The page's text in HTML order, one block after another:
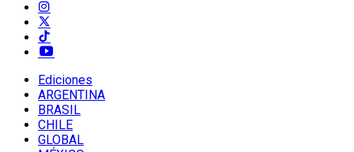
Ediciones
ARGENTINA
BRASIL
CHILE
GLOBAL